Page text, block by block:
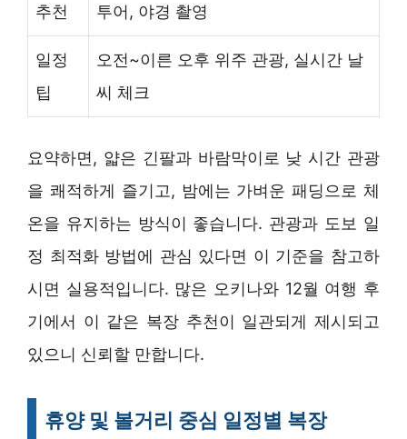
추천
투어, 야경 촬영
일정
팁
오전~이른 오후 위주 관광, 실시간 날
씨 체크
요약하면, 얇은 긴팔과 바람막이로 낮 시간 관광
을 쾌적하게 즐기고, 밤에는 가벼운 패딩으로 체
온을 유지하는 방식이 좋습니다. 관광과 도보 일
정 최적화 방법에 관심 있다면 이 기준을 참고하
시면 실용적입니다. 많은 오키나와 12월 여행 후
기에서 이 같은 복장 추천이 일관되게 제시되고
있으니 신뢰할 만합니다.
휴양 및 볼거리 중심 일정별 복장